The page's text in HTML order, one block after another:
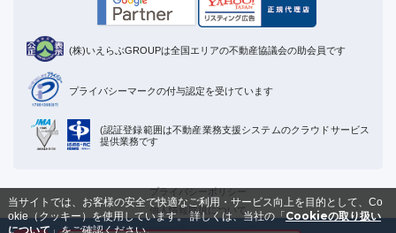
(株)いえらぶGROUPは全国エリアの不動産協議会の助会員です
プライバシーマークの付与認定を受けています
(認証登録範囲は不動産業務支援システムのクラウドサービス
提供業務です
プライバシーポリシー
個人情報取扱について
Cookieの取り扱いについて
当サイトでは、お客様の安全で快適なご利用・サービス向上を目的として、Co
okie（クッキー）を使用しています。詳しくは、当社の「Cookieの取り扱い
について 」をご確認ください。